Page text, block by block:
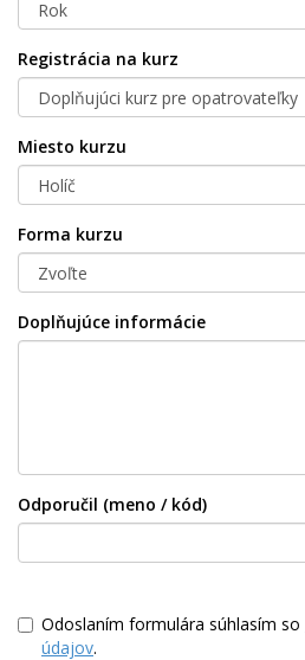
Registrácia na kurz
Miesto kurzu
Forma kurzu
Doplňujúce informácie
Odporučil (meno / kód)
Odoslaním formulára súhlasím so
údajov.